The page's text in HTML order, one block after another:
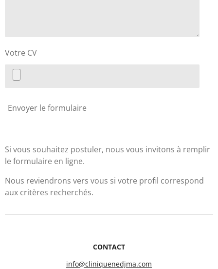
Votre CV
Envoyer le formulaire
Si vous souhaitez postuler, nous vous invitons à remplir
le formulaire en ligne.
Nous reviendrons vers vous si votre profil correspond
aux critères recherchés.
CONTACT
info@cliniquenedjma.com